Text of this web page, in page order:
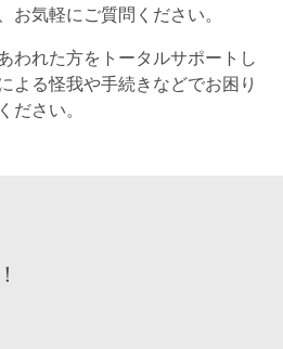
お気軽にご質問ください。
われた方をトータルサポートし
よる怪我や手続きなどでお困り
ださい。